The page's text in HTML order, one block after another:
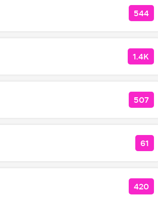
544
1.4K
507
61
420